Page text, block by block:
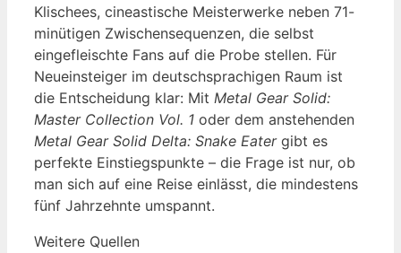
Klischees, cineastische Meisterwerke neben 71-
minütigen Zwischensequenzen, die selbst
eingefleischte Fans auf die Probe stellen. Für
Neueinsteiger im deutschsprachigen Raum ist
die Entscheidung klar: Mit Metal Gear Solid:
Master Collection Vol. 1 oder dem anstehenden
Metal Gear Solid Delta: Snake Eatergibt es
perfekte Einstiegspunkte – die Frage ist nur, ob
man sich auf eine Reise einlässt, die mindestens
fünf Jahrzehnte umspannt.
Weitere Quellen